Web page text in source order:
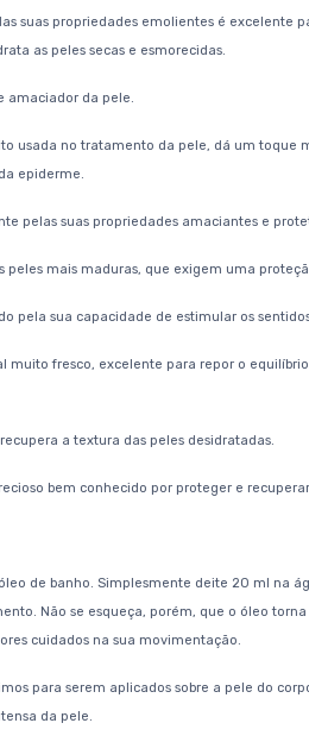
suas propriedades emolientes é excelente
as peles secas e esmorecidas.
amaciador da pele.
usada no tratamento da pele, dá um toque
epiderme.
pelas suas propriedades amaciantes e
peles mais maduras, que exigem uma
pela sua capacidade de estimular os
muito fresco, excelente para repor o
a textura das peles desidratadas.
bem conhecido por proteger e
de banho. Simplesmente deite 20 ml na
Não se esqueça, porém, que o óleo
cuidados na sua movimentação.
para serem aplicados sobre a pele do
da pele.